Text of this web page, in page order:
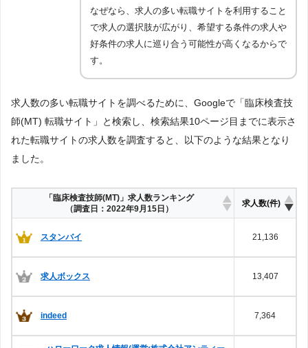
なぜなら、求人の多い転職サイトを利用すること
で求人の選択肢が広がり、希望する条件の求人や
好条件の求人に巡り合う可能性が高くなるからで
す。
求人数の多い転職サイトを調べるために、Googleで「臨床検査技
師(MT) 転職サイト」と検索し、検索結果10ページ目までに表示さ
れた転職サイトの求人数を調査すると、以下のような結果となり
ました。
「臨床検査技師(MT)」求人数ランキング
（調査日：2022年9月15日）
求人数(件)
スタンバイ 21,136
求人ボックス 13,407
indeed 7,364